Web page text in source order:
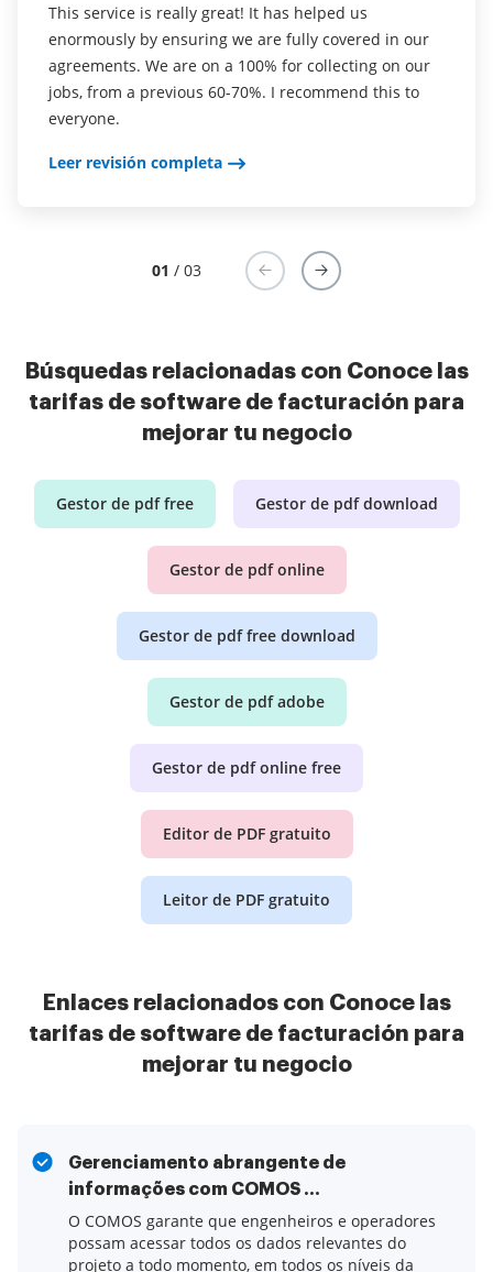
This service is really great! It has helped us
enormously by ensuring we are fully covered in our
agreements. We are on a 100% for collecting on our
jobs, from a previous 60-70%. I recommend this to
everyone.
Leer revisión completa
I've been using airSlate SignNow for years (since it
was CudaSign). I started using airSlate SignNow for
real estate as it was easier for my clients to use. I
now use it in my business for employement and
onboarding docs.
Leer revisión completa
Everything has been great, really easy to incorporate
into my business. And the clients who have used
your software so far have said it is very easy to
complete the necessary signatures.
01 / 03
Búsquedas relacionadas con Conoce las
tarifas de software de facturación para
mejorar tu negocio
Gestor de pdf free Gestor de pdf download
Gestor de pdf online
Gestor de pdf free download
Gestor de pdf adobe
Gestor de pdf online free
Editor de PDF gratuito
Leitor de PDF gratuito
Enlaces relacionados con Conoce las
tarifas de software de facturación para
mejorar tu negocio
Gerenciamento abrangente de
informações com COMOS ...
O COMOS garante que engenheiros e operadores
possam acessar todos os dados relevantes do
projeto a todo momento, em todos os níveis da